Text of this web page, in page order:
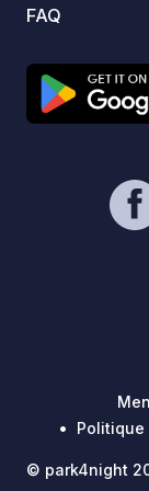
FAQ
© park4night